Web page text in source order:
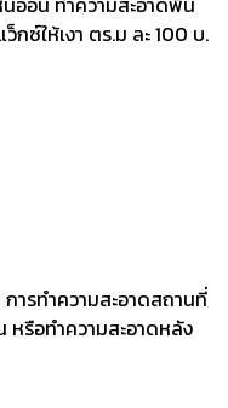
ซ์ให้เงา ตร.ม ละ 100 บ.
ารทำความสะอาดสถานที่
หรือทำความสะอาดหลัง